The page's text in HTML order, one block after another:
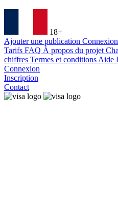
18+
Ajouter une publication Connexion
Tarifs FAQ À propos du projet
chiffres Termes et conditions Aide
Connexion
Inscription
Contact